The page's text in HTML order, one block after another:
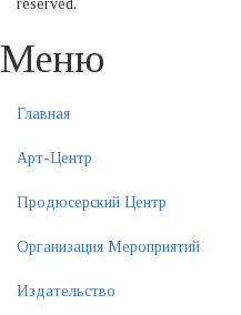
reserved.
Меню
Главная
Арт-Центр
Продюсерский Центр
Организация Мероприятий
Издательство